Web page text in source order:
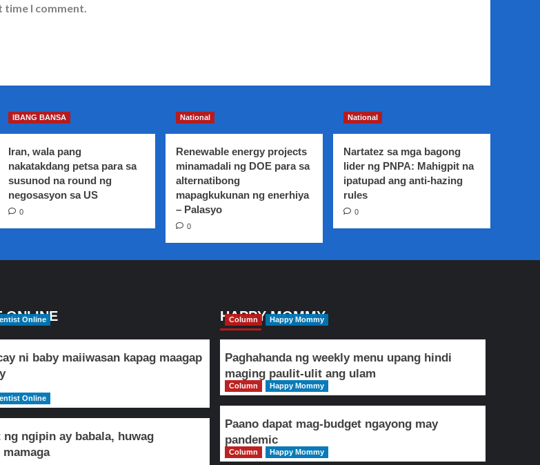
time I comment.
IBANG BANSA
Iran, wala pang
nakatakdang petsa para sa
susunod na round ng
negosasyon sa US
0
National
Renewable energy projects
minamadali ng DOE para sa
alternatibong
mapagkukunan ng enerhiya
– Palasyo
0
National
Nartatez sa mga bagong
lider ng PNPA: Mahigpit na
ipatupad ang anti-hazing
rules
0
ONLINE
Online
ni baby maiiwasan kapag maagap
Online
ngipin ay babala, huwag
HAPPY MOMMY
Column Happy Mommy
Paghahanda ng weekly menu upang hindi
maging paulit-ulit ang ulam
Column Happy Mommy
Paano dapat mag-budget ngayong may
pandemic
Column Happy Mommy